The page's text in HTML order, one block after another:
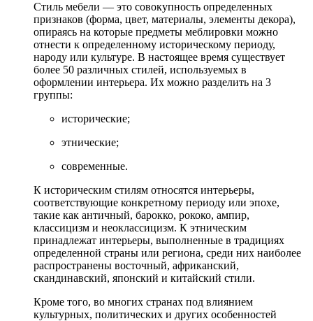
Стиль мебели — это совокупность определенных
признаков (форма, цвет, материалы, элементы декора),
опираясь на которые предметы меблировки можно
отнести к определенному историческому периоду,
народу или культуре. В настоящее время существует
более 50 различных стилей, используемых в
оформлении интерьера. Их можно разделить на 3
группы:
исторические;
этнические;
современные.
К историческим стилям относятся интерьеры,
соответствующие конкретному периоду или эпохе,
такие как античный, барокко, рококо, ампир,
классицизм и неоклассицизм. К этническим
принадлежат интерьеры, выполненные в традициях
определенной страны или региона, среди них наиболее
распространены восточный, африканский,
скандинавский, японский и китайский стили.
Кроме того, во многих странах под влиянием
культурных, политических и других особенностей